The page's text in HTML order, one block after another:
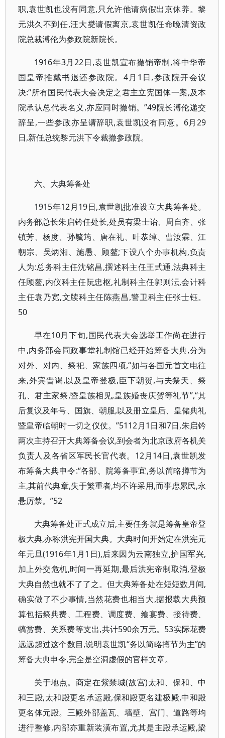
职,袁世凯也没有同意,只允许他请病假出京休养。黎
元洪久不到任,汪大燮请假离京,袁世凯任命晚清资政
院总裁溥伦为参政院新院长。
1916年3月22日,袁世凯宣布撤销帝制,将中华帝
国皇帝推戴书退还参政院。4月1日,参政院开会议
决:“所有国民代表大会决定之君主立宪国体一案,及本
院承认总代表名义,亦应同时撤销。”49院长溥伦递交
辞呈,一些参政亦呈请辞职,袁世凯没有同意。6月29
日,新任总统黎元洪下令裁撤参政院。
六、大典筹备处
1915年12月19日,袁世凯批准设立大典筹备处。
内务部总长朱启钤任处长,处员有梁士诒、周自齐、张
镇芳、杨度、孙毓筠、唐在礼、叶恭绰、曹汝霖、江
朝宗、吴炳湘、施愚、顾鳌;下设八个办事机构,负责
人为:总务科主任沈铭昌,撰述科主任王式通,法典科主
任顾鳌,内仪科主任阮忠枢,礼制科主任郭则沄,会计科
主任袁乃宽,文牍科主任陈燕昌,警卫科主任张士钰。
50
早在10月下旬,国民代表大会选举工作尚在进行
中,内务部会同政事堂礼制馆已经开始筹备大典,分为
对外、对内、祭祀、家族四项,“如与各国元首文电往
来,外宾晋谒,以及皇帝登极,臣下朝贺,与夫祭天、祭
孔、君主家祭,暨皇族相见,皇族婚丧庆贺等礼节”,“其
后复议及年号、国旗、朝服,以及册立皇后、皇储典礼
暨皇帝临朝时一切之仪仗。”5112月1日和7日,朱启钤
两次主持召开大典筹备会议,到会者为北京政府各机关
负责人及各省区军民长官代表。12月14日,袁世凯发
布筹备大典申令:“各部、院筹备事宜,务以简略撙节为
主,其前代典章,失于繁重者,均不许采用,而事虑累民,永
悬厉禁。”52
大典筹备处正式成立后,主要任务就是筹备皇帝登
极大典,亦称洪宪开国大典。大典时间开始定在洪宪元
年元旦(1916年1月1日),后来因为云南独立,护国军兴,
加上外交危机,时间一再延期,最后洪宪帝制取消,登极
大典自然也就不了了之。但大典筹备处在短短数月间,
确实做了不少事情,当然花费也相当大,据报载大典预
算包括祭典费、工程费、调度费、飨宴费、接待费、
犒赏费、关系费等支出,共计590余万元。53实际花费
远远超过这个数目,说明袁世凯“务以简略撙节为主”的
筹备大典申令,完全是空洞虚假的官样文章。
关于地点。商定在紫禁城(故宫)太和、保和、中
和三殿,太和殿更名承运殿,保和殿更名建极殿,中和殿
更名体元殿。三殿外部盖瓦、墙壁、宫门、道路等均
进行整修,内部亦重新装潢布置,尤其是主殿承运殿,梁